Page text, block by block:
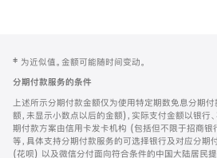
页
页
脚
注
‡ 为近似值。金额可能随时间变动。
分期付款服务的条件
上述所示分期付款金额仅为使用特定期数免息分期
额，未显示小数点以后的金额)，实际支付金额以银行
期付款方案由信用卡发卡机构 (包括但不限于招商银
等，具体支持分期付款服务的可选择银行及对应分期
(花呗) 以及微信分付面向符合条件的中国大陆居民